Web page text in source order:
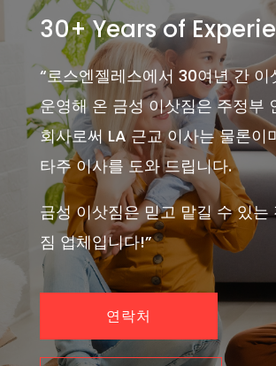
30+ Years of
“로스엔젤레스에서 30여년 간 이
운영해 온 금성 이삿짐은 주정부
회사로써 LA 근교 이사는 물론이
타주 이사를 도와 드립니다.
금성 이삿짐은 믿고 맡길 수 있는
짐 업체입니다!”
연락처